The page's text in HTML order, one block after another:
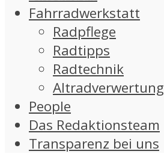
Fahrradwerkstatt
Radpflege
Radtipps
Radtechnik
Altradverwertung
People
Das Redaktionsteam
Transparenz bei uns